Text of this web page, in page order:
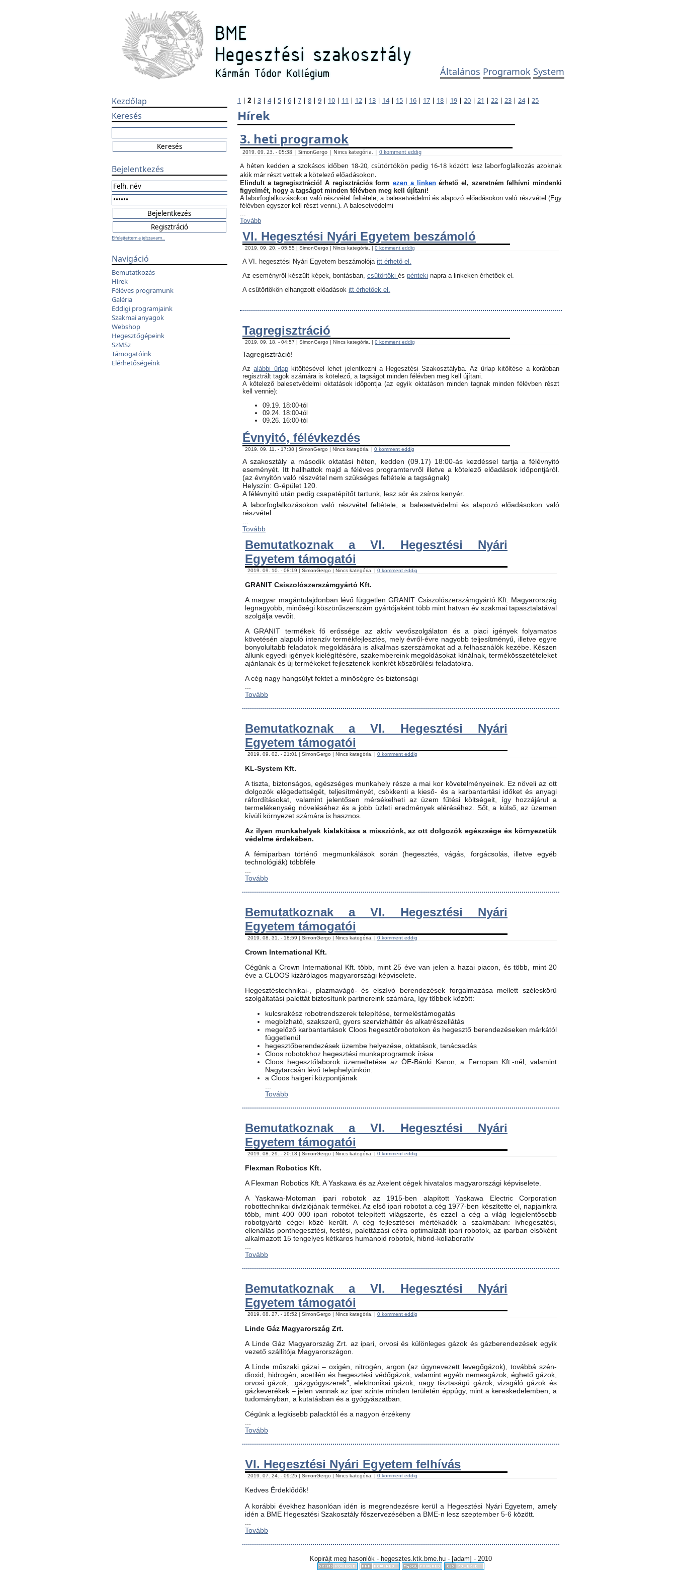
Általános Programok System
Kezdőlap
Keresés
Bejelentkezés
Elfelejtettem a jelszavam...
Navigáció
Bemutatkozás
Hírek
Féléves programunk
Galéria
Eddigi programjaink
Szakmai anyagok
Webshop
Hegesztőgépeink
SzMSz
Támogatóink
Elérhetőségeink
1 | 2 | 3 | 4| 5 | 6 | 7 | 8 | 9 | 10 | 11 | 12 | 13 | 14| 15 | 16 | 17 | 18 | 19 | 20 | 21 | 22 | 23 | 24| 25
Hírek
3. heti programok
2019. 09. 23. - 05:38 | SimonGergo | Nincs kategória. | 0 komment eddig
A héten kedden a szokásos időben 18-20, csütörtökön pedig 16-18 között lesz laborfoglalkozás azoknak
akik már részt vettek a kötelező előadásokon.
Elindult a tagregisztráció! A regisztrációs formezen a linkenérhető el, szeretném felhívni mindenki
figyelmét, hogy a tagságot minden félévben meg kell újítani!
A laborfoglalkozásokon való részvétel feltétele, a balesetvédelmi és alapozó előadásokon való részvétel (Egy
félévben egyszer kell részt venni.). A balesetvédelmi
...
Tovább
VI. Hegesztési Nyári Egyetem beszámoló
2019. 09. 20. - 05:55 | SimonGergo | Nincs kategória. | 0 komment eddig
A VI. hegesztési Nyári Egyetem beszámolója itt érhető el.
Az eseményről készült képek, bontásban, csütörtöki és pénteki napra a linkeken érhetőek el.
A csütörtökön elhangzott előadások itt érhetőek el.
Tagregisztráció
2019. 09. 18. - 04:57 | SimonGergo | Nincs kategória. | 0 komment eddig
Tagregisztráció!
Azalábbi űrlapkitöltésével lehet jelentkezni a Hegesztési Szakosztályba. Az űrlap kitöltése a korábban
regisztrált tagok számára is kötelező, a tagságot minden félévben meg kell újítani.
​A kötelező balesetvédelmi oktatások időpontja (az egyik oktatáson minden tagnak minden félévben részt
kell vennie):
09.19. 18:00-tól
09.24. 18:00-tól
09.26. 16:00-tól
Évnyitó, félévkezdés
2019. 09. 11. - 17:38 | SimonGergo | Nincs kategória. | 0 komment eddig
A szakosztály a második oktatási héten, kedden (09.17) 18:00-ás kezdéssel tartja a félévnyitó
eseményét. Itt hallhattok majd a féléves programtervről illetve a kötelező előadások időpontjáról.
(az évnyitón való részvétel nem szükséges feltétele a tagságnak)
Helyszín: G-épület 120.
A félévnyitó után pedig csapatépítőt tartunk, lesz sör és zsíros kenyér.
A laborfoglalkozásokon való részvétel feltétele, a balesetvédelmi és alapozó előadásokon való
részvétel
Tovább
Bemutatkoznak a VI. Hegesztési Nyári
Egyetem támogatói
2019. 09. 10. - 08:19 | SimonGergo | Nincs kategória. | 0 komment eddig
GRANIT Csiszolószerszámgyártó Kft.
A magyar magántulajdonban lévő független GRANIT Csiszolószerszámgyártó Kft. Magyarország
legnagyobb, minőségi köszörűszerszám gyártójaként több mint hatvan év szakmai tapasztalatával
szolgálja vevőit.
A GRANIT termékek fő erőssége az aktív vevőszolgálaton és a piaci igények folyamatos
követésén alapuló intenzív termékfejlesztés, mely évről-évre nagyobb teljesítményű, illetve egyre
bonyolultabb feladatok megoldására is alkalmas szerszámokat ad a felhasználók kezébe. Készen
állunk egyedi igények kielégítésére, szakembereink megoldásokat kínálnak, termékösszetételeket
ajánlanak és új termékeket fejlesztenek konkrét köszörülési feladatokra.
A cég nagy hangsúlyt fektet a minőségre és biztonsági
Tovább
Bemutatkoznak a VI. Hegesztési Nyári
Egyetem támogatói
2019. 09. 02. - 21:01 | SimonGergo | Nincs kategória. | 0 komment eddig
KL-System Kft.
A tiszta, biztonságos, egészséges munkahely része a mai kor követelményeinek. Ez növeli az ott
dolgozók elégedettségét, teljesítményét, csökkenti a kieső- és a karbantartási időket és anyagi
ráfordításokat, valamint jelentősen mérsékelheti az üzem fűtési költségeit, így hozzájárul a
termelékenység növeléséhez és a jobb üzleti eredmények eléréséhez. Sőt, a külső, az üzemen
kívüli környezet számára is hasznos.
Az ilyen munkahelyek kialakítása a missziónk, az ott dolgozók egészsége és környezetük
védelme érdekében.
A fémiparban történő megmunkálások során (hegesztés, vágás, forgácsolás, illetve egyéb
technológiák) többféle
Tovább
Bemutatkoznak a VI. Hegesztési Nyári
Egyetem támogatói
2019. 08. 31. - 18:59 | SimonGergo | Nincs kategória. | 0 komment eddig
Crown International Kft.
Cégünk a Crown International Kft. több, mint 25 éve van jelen a hazai piacon, és több, mint 20
éve a CLOOS kizárólagos magyarországi képviselete.
Hegesztéstechnikai-, plazmavágó- és elszívó berendezések forgalmazása mellett széleskörű
szolgáltatási palettát biztosítunk partnereink számára, így többek között:
kulcsrakész robotrendszerek telepítése, termeléstámogatás
megbízható, szakszerű, gyors szervizháttér és alkatrészellátás
megelőző karbantartások Cloos hegesztőrobotokon és hegesztő berendezéseken márkától
függetlenül
hegesztőberendezések üzembe helyezése, oktatások, tanácsadás
Cloos robotokhoz hegesztési munkaprogramok írása
Cloos hegesztőlaborok üzemeltetése az ÓE-Bánki Karon, a Ferropan Kft.-nél, valamint
Nagytarcsán lévő telephelyünkön.
a Cloos haigeri központjának
Tovább
Bemutatkoznak a VI. Hegesztési Nyári
Egyetem támogatói
2019. 08. 29. - 20:18 | SimonGergo | Nincs kategória. | 0 komment eddig
Flexman Robotics Kft.
A Flexman Robotics Kft. A Yaskawa és az Axelent cégek hivatalos magyarországi képviselete.
A Yaskawa-Motoman ipari robotok az 1915-ben alapított Yaskawa Electric Corporation
robottechnikai divíziójának termékei. Az első ipari robotot a cég 1977-ben készítette el, napjainkra
több, mint 400 000 ipari robotot telepített világszerte, és ezzel a cég a világ legjelentősebb
robotgyártó cégei közé került. A cég fejlesztései mértékadók a szakmában: ívhegesztési,
ellenállás ponthegesztési, festési, palettázási célra optimalizált ipari robotok, az iparban elsőként
alkalmazott 15 tengelyes kétkaros humanoid robotok, hibrid-kollaboratív
Tovább
Bemutatkoznak a VI. Hegesztési Nyári
Egyetem támogatói
2019. 08. 27. - 18:52 | SimonGergo | Nincs kategória. | 0 komment eddig
Linde Gáz Magyarország Zrt.
A Linde Gáz Magyarország Zrt. az ipari, orvosi és különleges gázok és gázberendezések egyik
vezető szállítója Magyarországon.
A Linde műszaki gázai – oxigén, nitrogén, argon (az úgynevezett levegőgázok), továbbá szén-
dioxid, hidrogén, acetilén és hegesztési védőgázok, valamint egyéb nemesgázok, éghető gázok,
orvosi gázok, „gázgyógyszerek”, elektronikai gázok, nagy tisztaságú gázok, vizsgáló gázok és
gázkeverékek – jelen vannak az ipar szinte minden területén éppúgy, mint a kereskedelemben, a
tudományban, a kutatásban és a gyógyászatban.
Cégünk a legkisebb palacktól és a nagyon érzékeny
Tovább
VI. Hegesztési Nyári Egyetem felhívás
2019. 07. 24. - 09:25 | SimonGergo | Nincs kategória. | 0 komment eddig
Kedves Érdeklődők!
A korábbi évekhez hasonlóan idén is megrendezésre kerül a Hegesztési Nyári Egyetem, amely
idén a BME Hegesztési Szakosztály főszervezésében a BME-n lesz szeptember 5-6 között.
Tovább
Kopirájt meg hasonlók - hegesztes.ktk.bme.hu - [adam] - 2010